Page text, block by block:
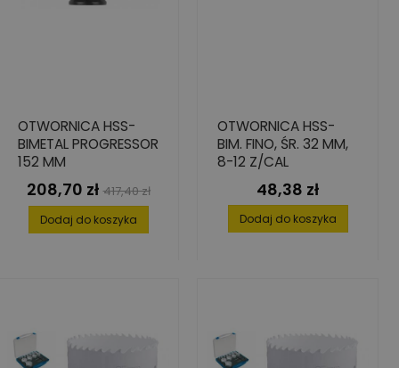
OTWORNICA HSS-
BIMETAL PROGRESSOR
152 MM
Cena
208,70 zł Cena
podstawowa
417,40 zł
Dodaj do koszyka
OTWORNICA HSS-
BIM. FINO, ŚR. 32 MM,
8-12 Z/CAL
Cena
48,38 zł
Dodaj do koszyka